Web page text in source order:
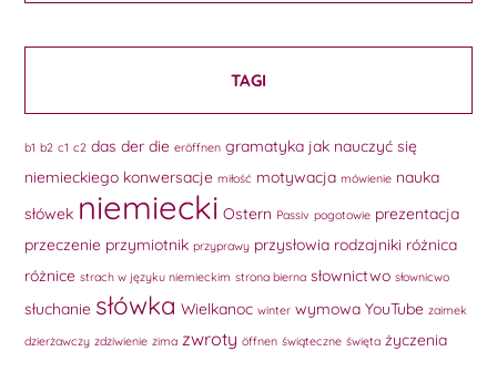
TAGI
b1 b2 c1 c2 das der die eröffnen gramatyka jak nauczyć się
niemieckiego konwersacje miłość motywacja mówienie nauka
słówek niemiecki Ostern Passiv pogotowie prezentacja
przeczenie przymiotnik przyprawy przysłowia rodzajniki różnica
różnice strach w języku niemieckim strona bierna słownictwo słownicwo
słuchanie słówka Wielkanoc winter wymowa YouTube zaimek
dzierżawczy zdziwienie zima zwroty öffnen świąteczne święta życzenia